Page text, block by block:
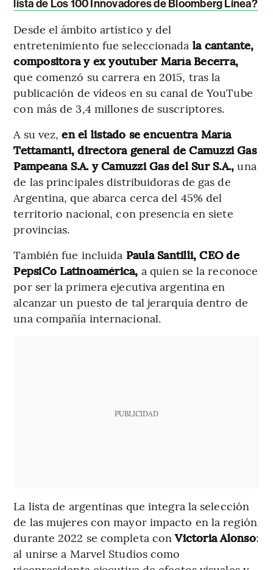
lista de Los 100 Innovadores de Bloomberg Línea?
Desde el ámbito artístico y del
entretenimiento fue seleccionada la cantante,
compositora y ex youtuber María Becerra,
que comenzó su carrera en 2015, tras la
publicación de vídeos en su canal de YouTube
con más de 3,4 millones de suscriptores.
A su vez,en el listado se encuentra María
Tettamanti, directora general de Camuzzi Gas
Pampeana S.A. y Camuzzi Gas del Sur S.A.,una
de las principales distribuidoras de gas de
Argentina, que abarca cerca del 45% del
territorio nacional, con presencia en siete
provincias.
También fue incluida Paula Santilli, CEO de
PepsiCo Latinoamérica, a quien se la reconoce
por ser la primera ejecutiva argentina en
alcanzar un puesto de tal jerarquía dentro de
una compañía internacional.
PUBLICIDAD
La lista de argentinas que integra la selección
de las mujeres con mayor impacto en la región
durante 2022 se completa conVictoria Alonso:
al unirse a Marvel Studios como